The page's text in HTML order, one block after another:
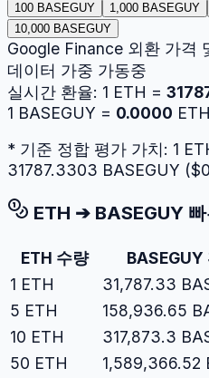
100 BASEGUY 1,000 BASEGUY
10,000 BASEGUY
Google Finance 외환 가격
데이터 가중 가동중
실시간 환율: 1 ETH =
1 BASEGUY = 0.0000 ETH
* 기준 정합 평가 가치: 1
31787.3303 BASEGUY ($
ETH ➔ BASEGUY
ETH 수량 BASEGUY
1 ETH 31,787.33
5 ETH 158,936.65
10 ETH 317,873.3
50 ETH 1,589,366.52